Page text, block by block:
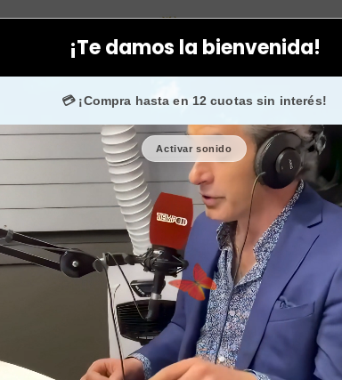
¡Te damos la bienvenida!
💳 ¡Compra hasta en 12 cuotas sin interés!
Activar sonido
Higiene personal Bola efervescente con
fans enInstagramconfían en nosotros.
Bola
🎉 Bienvenid@ 🔥 ¡Hasta
Cantidad